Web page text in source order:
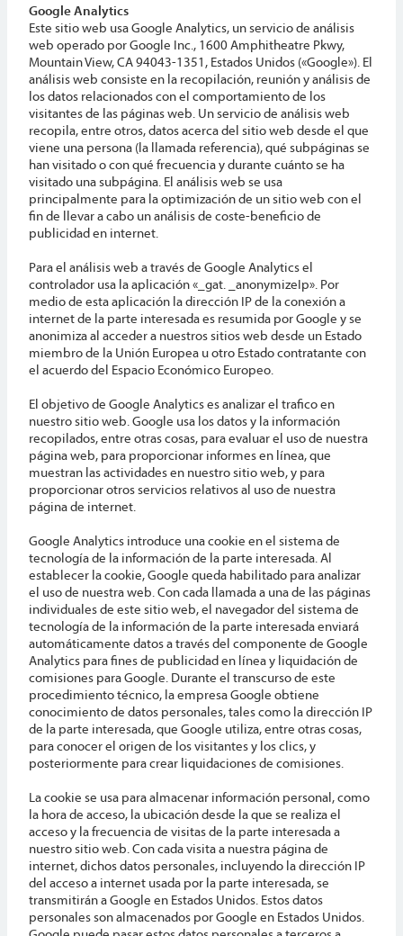
Google Analytics
Este sitio web usa Google Analytics, un servicio de análisis
web operado por Google Inc., 1600 Amphitheatre Pkwy,
Mountain View, CA 94043-1351, Estados Unidos («Google»). El
análisis web consiste en la recopilación, reunión y análisis de
los datos relacionados con el comportamiento de los
visitantes de las páginas web. Un servicio de análisis web
recopila, entre otros, datos acerca del sitio web desde el que
viene una persona (la llamada referencia), qué subpáginas se
han visitado o con qué frecuencia y durante cuánto se ha
visitado una subpágina. El análisis web se usa
principalmente para la optimización de un sitio web con el
fin de llevar a cabo un análisis de coste-beneficio de
publicidad en internet.
Para el análisis web a través de Google Analytics el
controlador usa la aplicación «_gat. _anonymizeIp». Por
medio de esta aplicación la dirección IP de la conexión a
internet de la parte interesada es resumida por Google y se
anonimiza al acceder a nuestros sitios web desde un Estado
miembro de la Unión Europea u otro Estado contratante con
el acuerdo del Espacio Económico Europeo.
El objetivo de Google Analytics es analizar el trafico en
nuestro sitio web. Google usa los datos y la información
recopilados, entre otras cosas, para evaluar el uso de nuestra
página web, para proporcionar informes en línea, que
muestran las actividades en nuestro sitio web, y para
proporcionar otros servicios relativos al uso de nuestra
página de internet.
Google Analytics introduce una cookie en el sistema de
tecnología de la información de la parte interesada. Al
establecer la cookie, Google queda habilitado para analizar
el uso de nuestra web. Con cada llamada a una de las páginas
individuales de este sitio web, el navegador del sistema de
tecnología de la información de la parte interesada enviará
automáticamente datos a través del componente de Google
Analytics para fines de publicidad en línea y liquidación de
comisiones para Google. Durante el transcurso de este
procedimiento técnico, la empresa Google obtiene
conocimiento de datos personales, tales como la dirección IP
de la parte interesada, que Google utiliza, entre otras cosas,
para conocer el origen de los visitantes y los clics, y
posteriormente para crear liquidaciones de comisiones.
La cookie se usa para almacenar información personal, como
la hora de acceso, la ubicación desde la que se realiza el
acceso y la frecuencia de visitas de la parte interesada a
nuestro sitio web. Con cada visita a nuestra página de
internet, dichos datos personales, incluyendo la dirección IP
del acceso a internet usada por la parte interesada, se
transmitirán a Google en Estados Unidos. Estos datos
personales son almacenados por Google en Estados Unidos.